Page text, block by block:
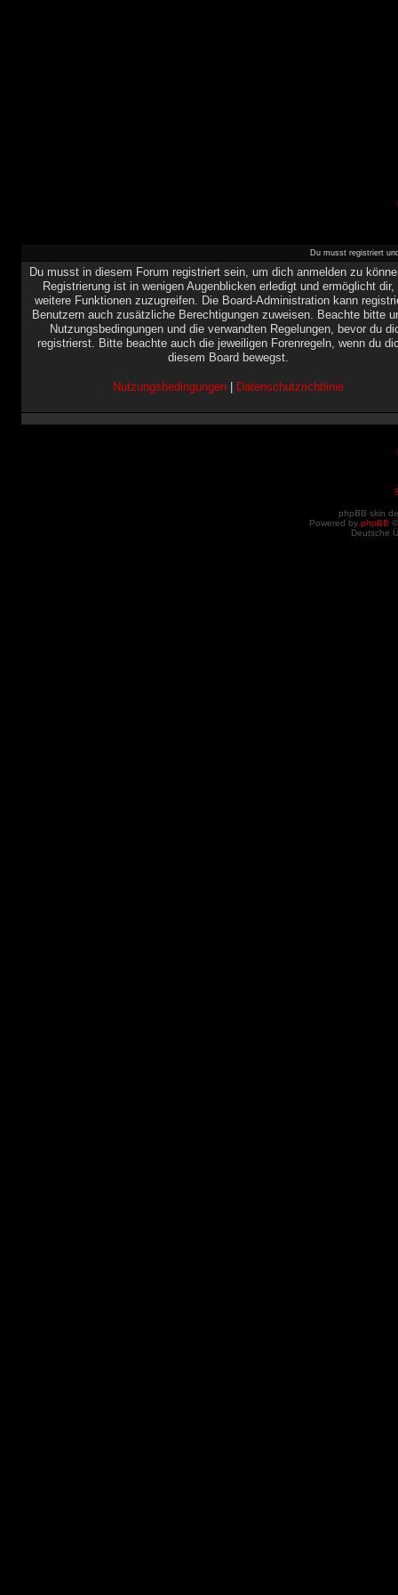
Du musst registriert
Du musst in diesem Forum registriert sein, um dich anmelden zu
Registrierung ist in wenigen Augenblicken erledigt und ermöglicht dir,
weitere Funktionen zuzugreifen. Die Board-Administration kann
Benutzern auch zusätzliche Berechtigungen zuweisen. Beachte bitte
Nutzungsbedingungen und die verwandten Regelungen, bevor du
registrierst. Bitte beachte auch die jeweiligen Forenregeln, wenn du
diesem Board bewegst.
Nutzungsbedingungen| Datenschutzrichtlinie
phpBB skin
Powered by phpBB
Deutsche